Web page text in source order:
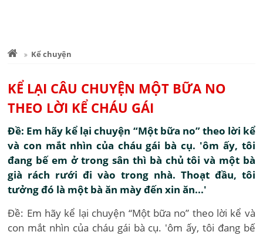
Kể chuyện
KỂ LẠI CÂU CHUYỆN MỘT BỮA NO
THEO LỜI KỂ CHÁU GÁI
Đề: Em hãy kể lại chuyện “Một bữa no” theo lời kể
và con mắt nhìn của cháu gái bà cụ. 'ôm ấy, tôi
đang bế em ở trong sân thì bà chủ tôi và một bà
già rách rưới đi vào trong nhà. Thoạt đầu, tôi
tưởng đó là một bà ăn mày đến xin ăn...'
Đề: Em hãy kể lại chuyện “Một bữa no” theo lời kể và
con mắt nhìn của cháu gái bà cụ. 'ôm ấy, tôi đang bế